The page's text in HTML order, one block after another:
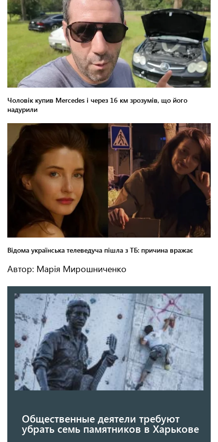
Автор: Марія Мирошниченко
Общественные деятели требуют
убрать семь памятников в Харькове